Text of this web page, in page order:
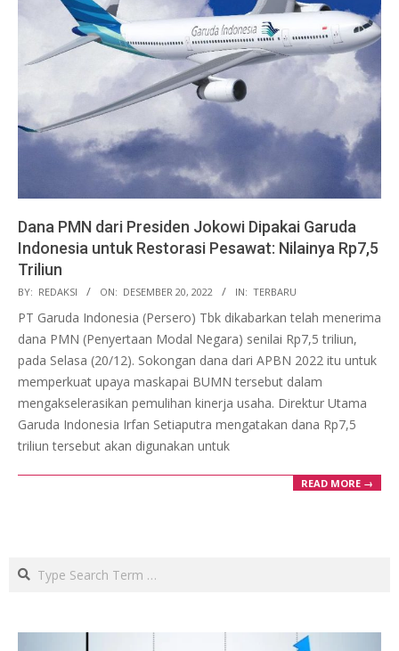
Dana PMN dari Presiden Jokowi Dipakai Garuda
Indonesia untuk Restorasi Pesawat: Nilainya Rp7,5
Triliun
2022-
12-
20
BY: REDAKSI ON: DESEMBER 20, 2022 IN: TERBARU
PT Garuda Indonesia (Persero) Tbk dikabarkan telah menerima
dana PMN (Penyertaan Modal Negara) senilai Rp7,5 triliun,
pada Selasa (20/12). Sokongan dana dari APBN 2022 itu untuk
memperkuat upaya maskapai BUMN tersebut dalam
mengakselerasikan pemulihan kinerja usaha. Direktur Utama
Garuda Indonesia Irfan Setiaputra mengatakan dana Rp7,5
triliun tersebut akan digunakan untuk
READ MORE →
Search